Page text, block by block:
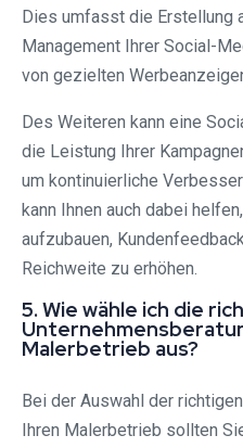
Dies umfasst die Erstellung
Management Ihrer Social-
von gezielten
Des Weiteren kann eine
die Leistung Ihrer
um kontinuierliche
kann Ihnen auch dabei
aufzubauen,
Reichweite zu erhöhen.
5. Wie wähle ich die
Malerbetrieb aus?
Bei der Auswahl der
Ihren Malerbetrieb sollten